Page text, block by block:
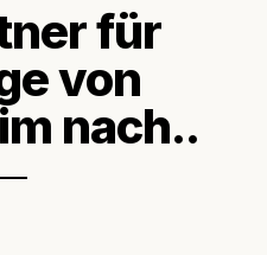
für
von
nach..